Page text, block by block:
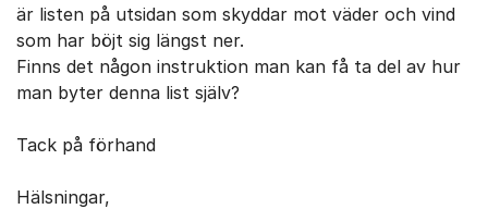
är listen på utsidan som skyddar mot väder och vind
som har böjt sig längst ner.
Finns det någon instruktion man kan få ta del av hur
man byter denna list själv?
Tack på förhand
Hälsningar,